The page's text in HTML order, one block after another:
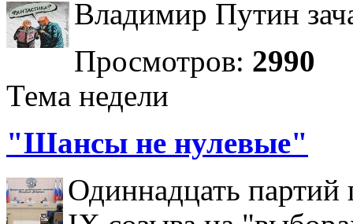
Владимир Путин
Просмотров: 2990
Тема недели
"Шансы не нулевые"
Одиннадцать партий